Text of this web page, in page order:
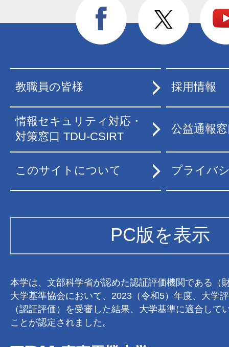
教職員の皆様 採用情報
情報セキュリティ対応・
対策窓口 TDU-CSIRT
公益通報
このサイトについて プライバ
PC版を表示
本学は、文部科学省が認めた認証評価機関である（
大学基準協会において、2023（令和5）年度、大学
（認証評価）を受審した結果、大学基準に適合して
ことが認定されました。